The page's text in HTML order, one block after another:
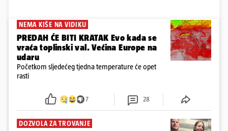
NEMA KIŠE NA VIDIKU
PREDAH ĆE BITI KRATAK Evo kada se
vraća toplinski val. Većina Europe na
udaru
Početkom sljedećeg tjedna temperature će opet
rasti
7 28
DOZVOLA ZA TROVANJE